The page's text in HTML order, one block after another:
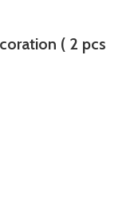
( 2 pcs